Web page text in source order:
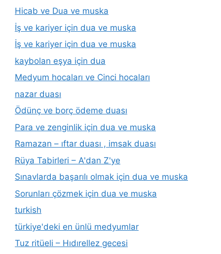
Hicab ve Dua ve muska
İş ve kariyer için dua ve muska
İş ve kariyer için dua ve muska
kaybolan eşya için dua
Medyum hocaları ve Cinci hocaları
nazar duası
Ödünç ve borç ödeme duası
Para ve zenginlik için dua ve muska
Ramazan – ıftar duası , imsak duası
Rüya Tabirleri – A'dan Z'ye
Sınavlarda başarılı olmak için dua ve muska
Sorunları çözmek için dua ve muska
turkish
türkiye'deki en ünlü medyumlar
Tuz ritüeli – Hıdırellez gecesi